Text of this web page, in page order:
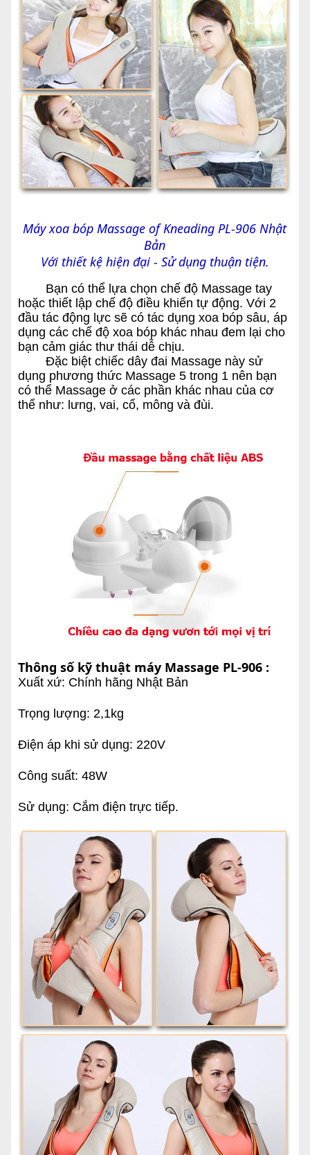
Máy xoa bóp Massage of Kneading PL-906 Nhật
Bản
Với thiết kệ hiện đại - Sử dụng thuận tiện.
Bạn có thể lựa chọn chế độ Massage tay
hoặc thiết lập chế độ điều khiển tự động. Với 2
đầu tác động lực sẽ có tác dụng xoa bóp sâu, áp
dụng các chế độ xoa bóp khác nhau đem lại cho
bạn cảm giác thư thái dễ chịu.
Đặc biệt chiếc dây đai Massage này sử
dụng phương thức Massage 5 trong 1 nên bạn
có thể Massage ở các phần khác nhau của cơ
thể như: lưng, vai, cổ, mông và đùi.
Thông số kỹ thuật máy Massage PL-906 :
Xuất xứ: Chính hãng Nhật Bản
Trọng lượng: 2,1kg
Điện áp khi sử dụng: 220V
Công suất: 48W
Sử dụng: Cắm điện trực tiếp.